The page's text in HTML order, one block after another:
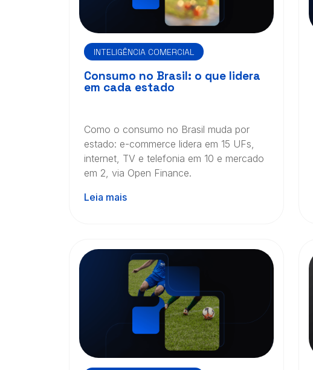
INTELIGÊNCIA COMERCIAL
Consumo no Brasil: o que lidera
em cada estado
Como o consumo no Brasil muda por
estado: e-commerce lidera em 15 UFs,
internet, TV e telefonia em 10 e mercado
em 2, via Open Finance.
Leia mais